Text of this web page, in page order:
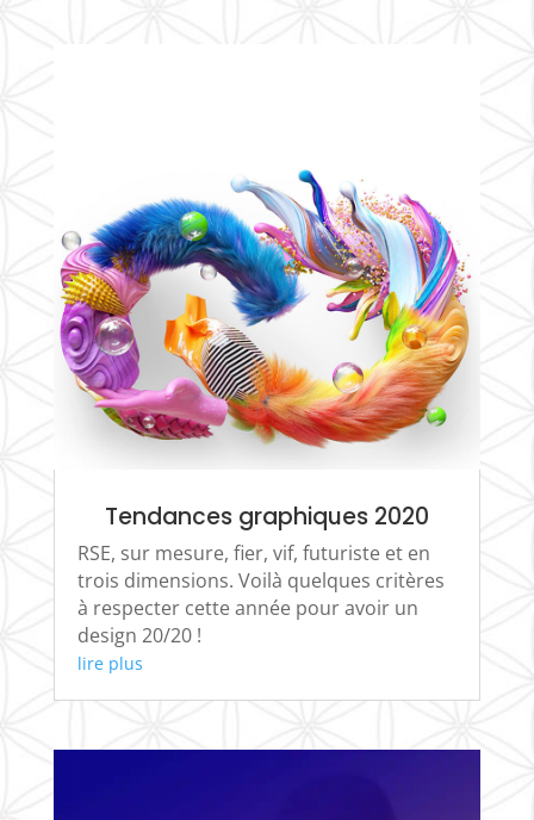
Tendances graphiques 2020
RSE, sur mesure, fier, vif, futuriste et en
trois dimensions. Voilà quelques critères
à respecter cette année pour avoir un
design 20/20 !
lire plus